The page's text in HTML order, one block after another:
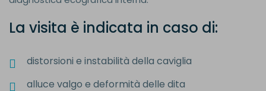
La visita è indicata in caso di:
distorsioni e instabilità della caviglia
alluce valgo e deformità delle dita